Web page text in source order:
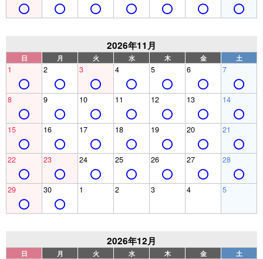
2026年11月
日 月 火 水 木 金 土
1 2 3 4 5 6 7
8 9 10 11 12 13 14
15 16 17 18 19 20 21
22 23 24 25 26 27 28
29 30 1 2 3 4 5
2026年12月
日 月 火 水 木 金 土